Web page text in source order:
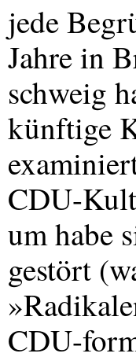
jede
Jahre in
schweig
künftige
CDU-
um habe
gestört
CDU-